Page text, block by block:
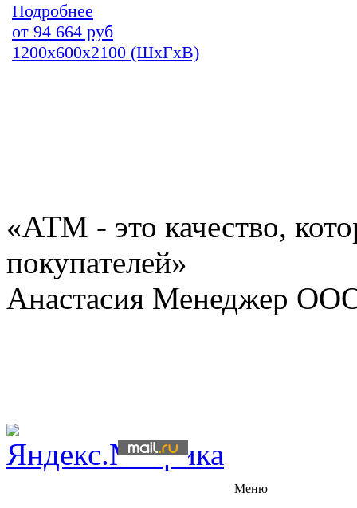
Подробнее
от 94 664 руб
1200х600х2100 (ШхГхВ)
«АТМ - это качество,
покупателей»
Анастасия Менеджер
Меню